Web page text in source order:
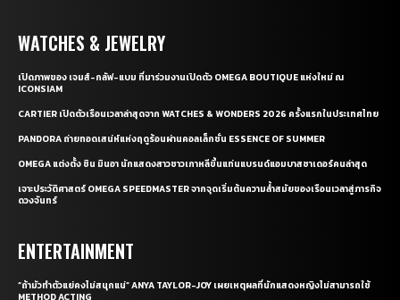
WATCHES & JEWELRY
เปิดภาพของ เจมส์-กลัฟ-แบม ที่มาร่วมงานเปิดตัว OMEGA BOUTIQUE แห่งใหม่ ณ
ICONSIAM
CARTIER เปิดตัวเรือนเวลาล่าสุดจาก WATCHES & WONDERS 2026 ครั้งแรกในประเทศไทย
PANDORA ถ่ายทอดเสน่ห์แห่งฤดูร้อนผ่านคอลเล็กชั่น ESSENCE OF SUMMER
OMEGA แต่งตั้ง ชิน มินอา นักแสดงสาวชาวเกาหลีขึ้นแท่นแบรนด์แอมบาสซาเดอร์คนล่าสุด
เจาะประวัติศาสตร์ OMEGA SPEEDMASTER จากจุดเริ่มต้นความล้ำสมัยของเรือนเวลาสู่ภารกิจ
ดวงจันทร์
ENTERTAINMENT
“ถ้ามัวทำตัวแย่คงไม่สนุกแน่” ANYA TAYLOR-JOY เผยเหตุผลที่นักแสดงหญิงไม่สามารถใช้
METHOD ACTING